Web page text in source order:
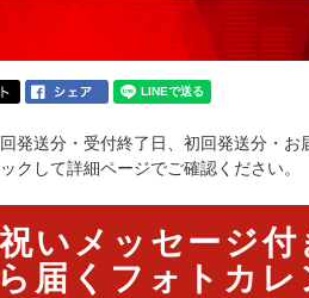
発送分・受付終了日、初回発送分・お
クして詳細ページでご確認ください。
いメッセージ付
届く フォトカレ